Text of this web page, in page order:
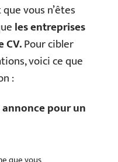
vous n’êtes
les entreprises
CV.Pour cibler
voici ce que
:
pour un